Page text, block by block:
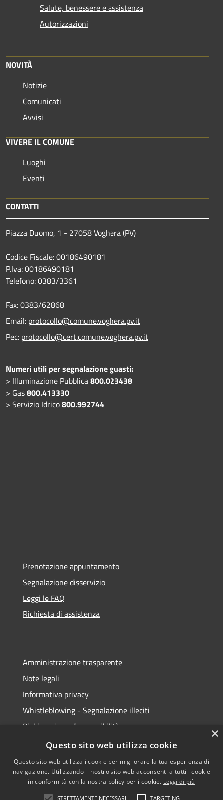
Salute, benessere e assistenza
Autorizzazioni
NOVITÀ
Notizie
Comunicati
Avvisi
VIVERE IL COMUNE
Luoghi
Eventi
CONTATTI
Piazza Duomo, 1 - 27058 Voghera (PV)
Codice Fiscale: 00186490181
P.Iva: 00186490181
Telefono:0383/3361
Fax:0383/62868
Email: protocollo@comune.voghera.pv.it
Pec: protocollo@cert.comune.voghera.pv.it
Numeri utili per segnalazione guasti:
> Illuminazione Pubblica800.023438
> Gas800.413330
> Servizio Idrico800.992744
Prenotazione appuntamento
Segnalazione disservizio
Leggi le FAQ
Richiesta di assistenza
Amministrazione trasparente
Note legali
Informativa privacy
Whistleblowing - Segnalazione illeciti
Dichiarazione di accessibilità
Obiettivi di acessibilità
Copyright © 2026 • Comune di
×
Questo sito web utilizza cookie
Questo sito web utilizza i cookie per migliorare la tua esperienza di
navigazione. Utilizzando il nostro sito web acconsenti a tutti i cookie
in conformità con la nostra policy per i cookie. Leggi di più
STRETTAMENTE NECESSARI TARGETING